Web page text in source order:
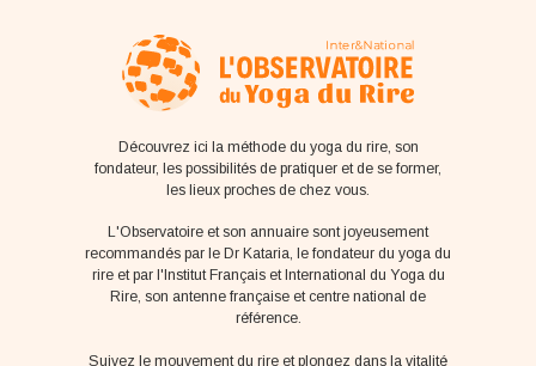
Découvrez ici la méthode du yoga du rire, son
fondateur, les possibilités de pratiquer et de se former,
les lieux proches de chez vous.
L'Observatoire et son annuaire sont joyeusement
recommandés par le Dr Kataria, le fondateur du yoga du
rire et par l'Institut Français et International du Yoga du
Rire, son antenne française et centre national de
référence.
Suivez le mouvement du rire et plongez dans la vitalité